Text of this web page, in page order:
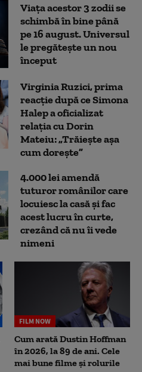
Viața acestor 3 zodii se
schimbă în bine până
pe 16 august. Universul
le pregătește un nou
început
Virginia Ruzici, prima
reacție după ce Simona
Halep a oficializat
relația cu Dorin
Mateiu: „Trăiește așa
cum dorește”
4.000 lei amendă
tuturor românilor care
locuiesc la casă și fac
acest lucru în curte,
crezând că nu îi vede
nimeni
FILM NOW
Cum arată Dustin Hoffman
în 2026, la 89 de ani. Cele
mai bune filme și rolurile